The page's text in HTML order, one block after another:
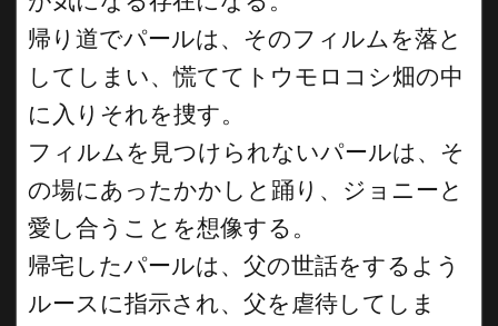
帰り道でパールは、そのフィルムを落と
してしまい、慌ててトウモロコシ畑の中
に入りそれを捜す。
フィルムを見つけられないパールは、そ
の場にあったかかしと踊り、ジョニーと
愛し合うことを想像する。
帰宅したパールは、父の世話をするよう
ルースに指示され、父を虐待してしま